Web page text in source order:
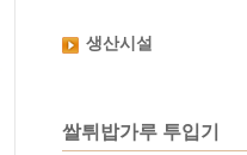
생산시설
쌀튀밥가루 투입기